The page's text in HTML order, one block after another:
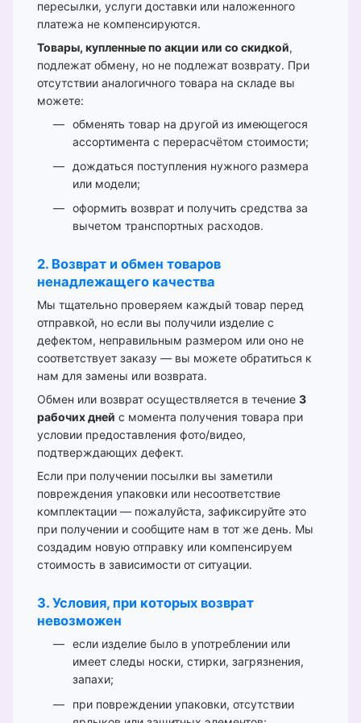
пересылки, услуги доставки или наложенного
платежа не компенсируются.
Товары, купленные по акции или со скидкой,
подлежат обмену, но не подлежат возврату. При
отсутствии аналогичного товара на складе вы
можете:
обменять товар на другой из имеющегося
ассортимента с перерасчётом стоимости;
дождаться поступления нужного размера
или модели;
оформить возврат и получить средства за
вычетом транспортных расходов.
2. Возврат и обмен товаров
ненадлежащего качества
Мы тщательно проверяем каждый товар перед
отправкой, но если вы получили изделие с
дефектом, неправильным размером или оно не
соответствует заказу — вы можете обратиться к
нам для замены или возврата.
Обмен или возврат осуществляется в течение 3
рабочих дней с момента получения товара при
условии предоставления фото/видео,
подтверждающих дефект.
Если при получении посылки вы заметили
повреждения упаковки или несоответствие
комплектации — пожалуйста, зафиксируйте это
при получении и сообщите нам в тот же день. Мы
создадим новую отправку или компенсируем
стоимость в зависимости от ситуации.
3. Условия, при которых возврат
невозможен
если изделие было в употреблении или
имеет следы носки, стирки, загрязнения,
запахи;
при повреждении упаковки, отсутствии